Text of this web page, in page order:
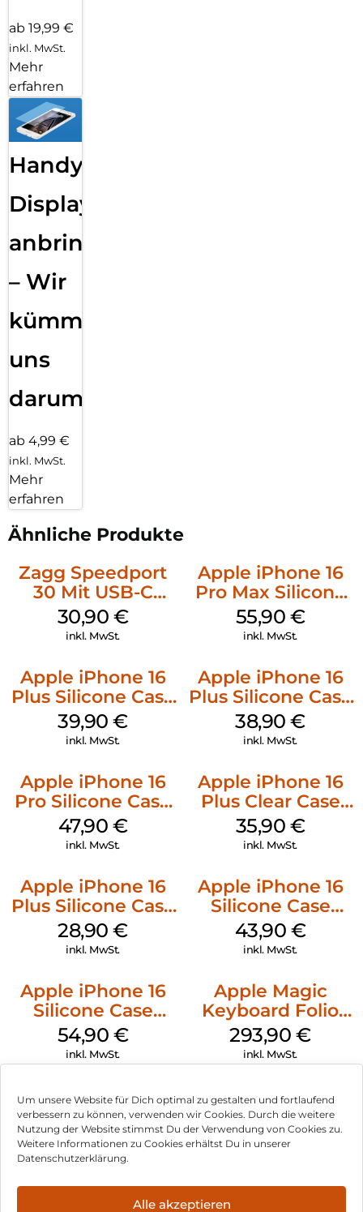
Um unsere Website für Dich optimal zu gestalten und fortlaufend
verbessern zu können, verwenden wir Cookies. Durch die weitere
Nutzung der Website stimmst Du der Verwendung von Cookies zu.
Weitere Informationen zu Cookies erhältst Du in unserer
Datenschutzerklärung.
Alle akzeptieren
ab 19,99 €
inkl. MwSt.
Mehr
erfahren
Handy
Displayfolie
anbringen
– Wir
kümmern
uns
darum!
ab 4,99 €
inkl. MwSt.
Mehr
erfahren
Ähnliche Produkte
Zagg Speedport
30 Mit USB-C
Kabel Weiß
30,90 €
inkl. MwSt.
Apple iPhone 16
Pro Max Silicone
Case MagSafe
Stone Gray
55,90 €
inkl. MwSt.
Apple iPhone 16
Plus Silicone Case
MagSafe Plum
39,90€
inkl. MwSt.
Apple iPhone 16
Plus Silicone Case
MagSafe Denim
38,90€
inkl. MwSt.
Apple iPhone 16
Pro Silicone Case
MagSafe Denim
47,90 €
inkl. MwSt.
Apple iPhone 16
Plus Clear Case
MagSafe
Transparent
35,90 €
inkl. MwSt.
Apple iPhone 16
Plus Silicone Case
MagSafe Black
28,90€
inkl. MwSt.
Apple iPhone 16
Silicone Case
MagSafe Plum
43,90 €
inkl. MwSt.
Apple iPhone 16
Silicone Case
MagSafe Black
54,90 €
inkl. MwSt.
Apple Magic
Keyboard Folio
iPad 10.9″ (10.Gen.)
Weiß
293,90€
inkl. MwSt.
Impressum